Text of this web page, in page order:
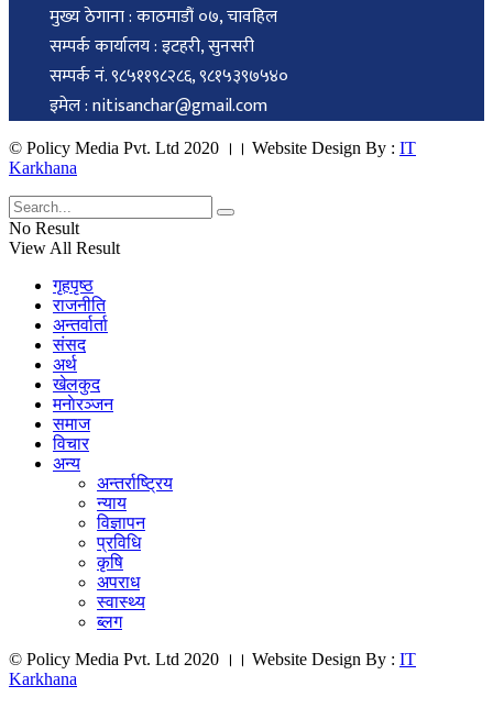
मुख्य ठेगाना : काठमाडौं ०७, चावहिल
सम्पर्क कार्यालय : इटहरी, सुनसरी
सम्पर्क नं. ९८५११९८२८६, ९८१५३९७५४०
इमेल : nitisanchar@gmail.com
© Policy Media Pvt. Ltd 2020 ।। Website Design By : IT
Karkhana
No Result
View All Result
गृहपृष्ठ
राजनीति
अन्तर्वार्ता
संसद
अर्थ
खेलकुद
मनाेरञ्जन
समाज
विचार
अन्य
अन्तर्राष्ट्रिय
न्याय
विज्ञापन
प्रविधि
कृषि
अपराध
स्वास्थ्य
ब्लग
© Policy Media Pvt. Ltd 2020 ।। Website Design By : IT
Karkhana